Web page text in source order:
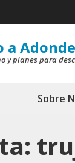
a
y planes para
Sobre